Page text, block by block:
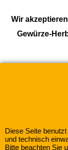
Wir
Gewürze-
Diese Seite
und technisch
Bitte beachten Sie